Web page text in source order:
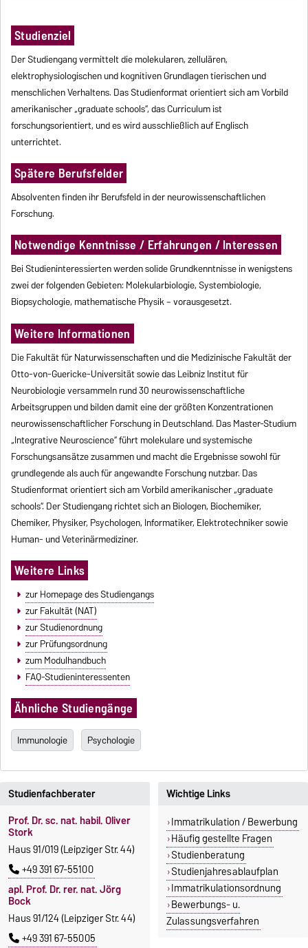
Studienziel
Der Studiengang vermittelt die molekularen, zellulären,
elektrophysiologischen und kognitiven Grundlagen tierischen und
menschlichen Verhaltens. Das Studienformat orientiert sich am Vorbild
amerikanischer „graduate schools“, das Curriculum ist
forschungsorientiert, und es wird ausschließlich auf Englisch
unterrichtet.
Spätere Berufsfelder
Absolventen finden ihr Berufsfeld in der neurowissenschaftlichen
Forschung.
Notwendige Kenntnisse / Erfahrungen / Interessen
Bei Studieninteressierten werden solide Grundkenntnisse in wenigstens
zwei der folgenden Gebieten: Molekularbiologie, Systembiologie,
Biopsychologie, mathematische Physik – vorausgesetzt.
Weitere Informationen
Die Fakultät für Naturwissenschaften und die Medizinische Fakultät der
Otto-von-Guericke-Universität sowie das Leibniz Institut für
Neurobiologie versammeln rund 30 neurowissenschaftliche
Arbeitsgruppen und bilden damit eine der größten Konzentrationen
neurowissenschaftlicher Forschung in Deutschland. Das Master-Studium
„Integrative Neuroscience“ führt molekulare und systemische
Forschungsansätze zusammen und macht die Ergebnisse sowohl für
grundlegende als auch für angewandte Forschung nutzbar. Das
Studienformat orientiert sich am Vorbild amerikanischer „graduate
schools“. Der Studiengang richtet sich an Biologen, Biochemiker,
Chemiker, Physiker, Psychologen, Informatiker, Elektrotechniker sowie
Human- und Veterinärmediziner.
Weitere Links
zur Homepage des Studiengangs
zur Fakultät (NAT)
zur Studienordnung
zur Prüfungsordnung
zum Modulhandbuch
FAQ-Studieninteressenten
Ähnliche Studiengänge
Immunologie Psychologie
Studienfachberater
Prof. Dr. sc. nat. habil. Oliver
Stork
Haus 91/019 (Leipziger Str. 44)
+49 391 67-55100
apl. Prof. Dr. rer. nat. Jörg
Bock
Haus 91/124 (Leipziger Str. 44)
+49 391 67-55005
Wichtige Links
Immatrikulation / Bewerbung
Häufig gestellte Fragen
Studienberatung
Studienjahresablaufplan
Immatrikulationsordnung
Bewerbungs- u.
Zulassungsverfahren